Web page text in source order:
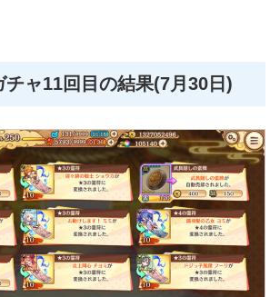
ャ11回目の結果(7月30日)